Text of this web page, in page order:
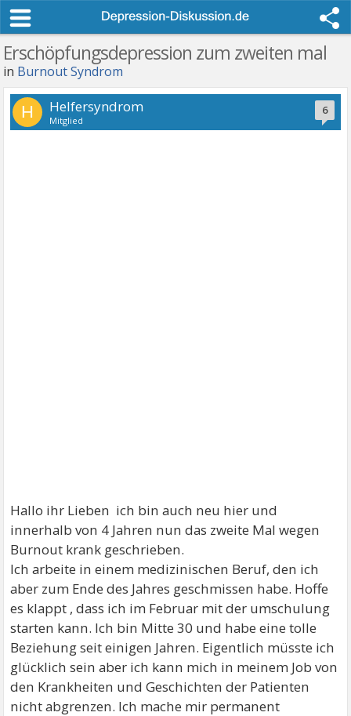
Erschöpfungsdepression zum zweiten mal
in Burnout Syndrom
6
H Helfersyndrom
Mitglied
Hallo ihr Lieben ich bin auch neu hier und
innerhalb von 4 Jahren nun das zweite Mal wegen
Burnout krank geschrieben.
Ich arbeite in einem medizinischen Beruf, den ich
aber zum Ende des Jahres geschmissen habe. Hoffe
es klappt , dass ich im Februar mit der umschulung
starten kann. Ich bin Mitte 30 und habe eine tolle
Beziehung seit einigen Jahren. Eigentlich müsste ich
glücklich sein aber ich kann mich in meinem Job von
den Krankheiten und Geschichten der Patienten
nicht abgrenzen. Ich mache mir permanent